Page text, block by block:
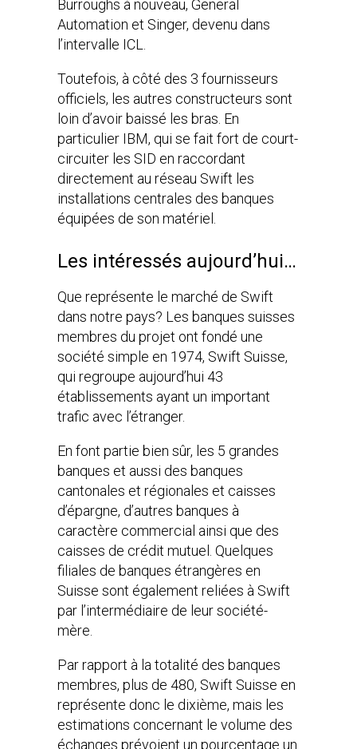
Burroughs à nouveau, General
Automation et Singer, devenu dans
l’intervalle ICL.
Toutefois, à côté des 3 fournisseurs
officiels, les autres constructeurs sont
loin d’avoir baissé les bras. En
particulier IBM, qui se fait fort de court-
circuiter les SID en raccordant
directement au réseau Swift les
installations centrales des banques
équipées de son matériel.
Les intéressés aujourd’hui…
Que représente le marché de Swift
dans notre pays? Les banques suisses
membres du projet ont fondé une
société simple en 1974, Swift Suisse,
qui regroupe aujourd’hui 43
établissements ayant un important
trafic avec l’étranger.
En font partie bien sûr, les 5 grandes
banques et aussi des banques
cantonales et régionales et caisses
d’épargne, d’autres banques à
caractère commercial ainsi que des
caisses de crédit mutuel. Quelques
filiales de banques étrangères en
Suisse sont également reliées à Swift
par l’intermédiaire de leur société-
mère.
Par rapport à la totalité des banques
membres, plus de 480, Swift Suisse en
représente donc le dixième, mais les
estimations concernant le volume des
échanges prévoient un pourcentage un